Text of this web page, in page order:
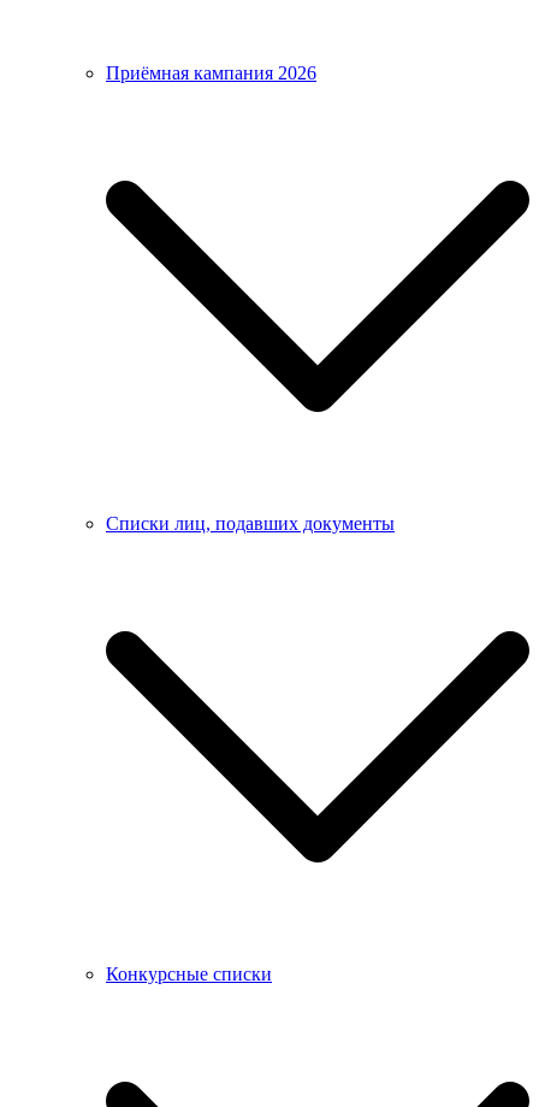
Приёмная кампания 2026
Списки лиц, подавших документы
Конкурсные списки